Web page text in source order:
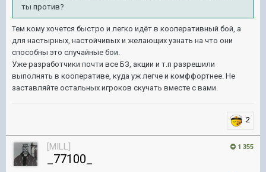
ты против?
Тем кому хочется быстро и легко идёт в кооперативный бой, а
для настырных, настойчивых и желающих узнать на что они
способны это случайные бои.
Уже разработчики почти все БЗ, акции и т.п разрешили
выполнять в кооперативе, куда уж легче и комффортнее. Не
заставляйте остальных игроков скучать вместе с вами.
2
1 355
[MILL]
_77100_